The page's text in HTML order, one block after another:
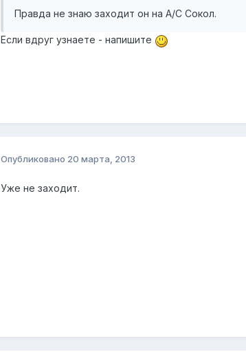
Правда не знаю заходит он на А/С Сокол.
Если вдруг узнаете - напишите
Опубликовано 20 марта, 2013
Уже не заходит.